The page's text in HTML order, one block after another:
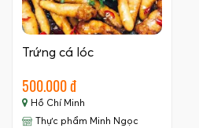
Trứng cá lóc
500.000 đ
Hồ Chí Minh
Thực phẩm Minh Ngọc